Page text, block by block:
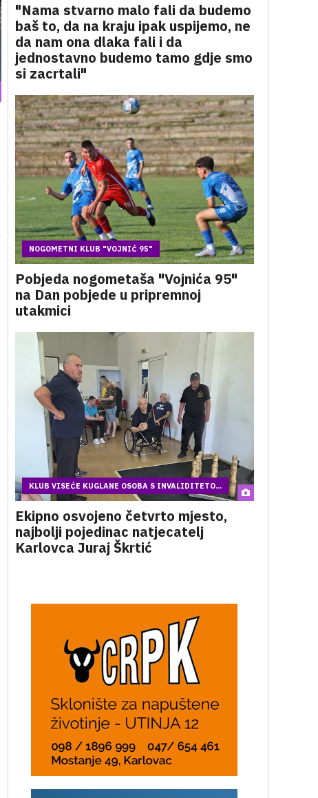
"Nama stvarno malo fali da budemo
baš to, da na kraju ipak uspijemo, ne
da nam ona dlaka fali i da
jednostavno budemo tamo gdje smo
si zacrtali"
NOGOMETNI KLUB "VOJNIĆ 95"
Pobjeda nogometaša "Vojnića 95"
na Dan pobjede u pripremnoj
utakmici
KLUB VISEĆE KUGLANE OSOBA S INVALIDITETO...
Ekipno osvojeno četvrto mjesto,
najbolji pojedinac natjecatelj
Karlovca Juraj Škrtić